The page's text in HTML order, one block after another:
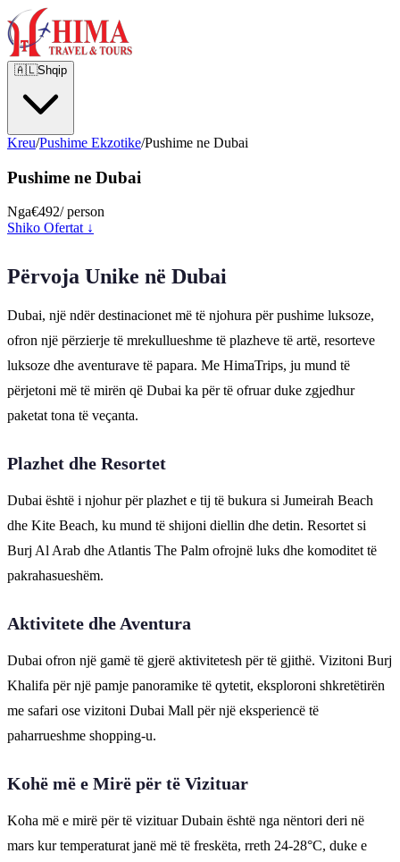
🇦🇱Shqip
Kreu/Pushime Ekzotike/Pushime ne Dubai
Pushime ne Dubai
Nga€492/ person
Shiko Ofertat ↓
Përvoja Unike në Dubai
Dubai, një ndër destinacionet më të njohura për pushime luksoze,
ofron një përzierje të mrekullueshme të plazheve të artë, resorteve
luksoze dhe aventurave të papara. Me HimaTrips, ju mund të
përjetoni më të mirën që Dubai ka për të ofruar duke zgjedhur
paketat tona të veçanta.
Plazhet dhe Resortet
Dubai është i njohur për plazhet e tij të bukura si Jumeirah Beach
dhe Kite Beach, ku mund të shijoni diellin dhe detin. Resortet si
Burj Al Arab dhe Atlantis The Palm ofrojnë luks dhe komoditet të
pakrahasueshëm.
Aktivitete dhe Aventura
Dubai ofron një gamë të gjerë aktivitetesh për të gjithë. Vizitoni Burj
Khalifa për një pamje panoramike të qytetit, eksploroni shkretëtirën
me safari ose vizitoni Dubai Mall për një eksperiencë të
paharrueshme shopping-u.
Kohë më e Mirë për të Vizituar
Koha më e mirë për të vizituar Dubain është nga nëntori deri në
mars kur temperaturat janë më të freskëta, rreth 24-28°C, duke e